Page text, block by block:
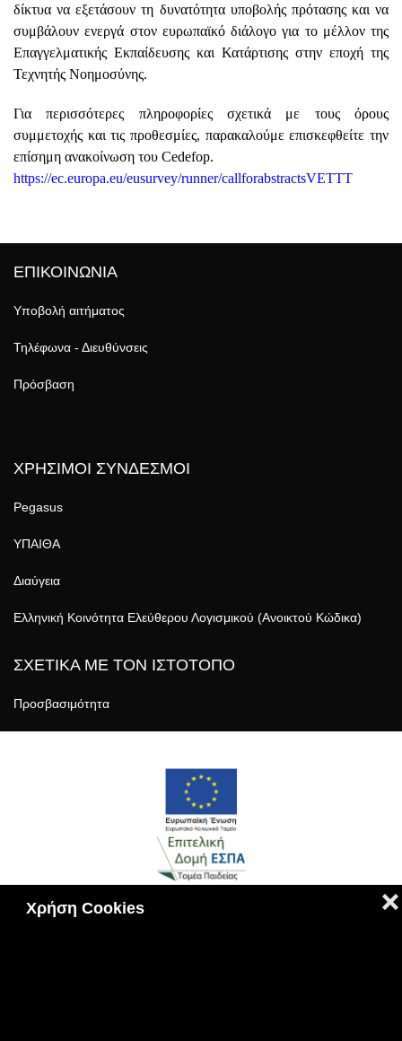
Χρήση Cookies ❌
δίκτυα να εξετάσουν τη δυνατότητα υποβολής πρότασης και να
συμβάλουν ενεργά στον ευρωπαϊκό διάλογο για το μέλλον της
Επαγγελματικής Εκπαίδευσης και Κατάρτισης στην εποχή της
Τεχνητής Νοημοσύνης.
Για περισσότερες πληροφορίες σχετικά με τους όρους
συμμετοχής και τις προθεσμίες, παρακαλούμε επισκεφθείτε την
επίσημη ανακοίνωση του Cedefop.
https://ec.europa.eu/eusurvey/runner/callforabstractsVETTT
ΕΠΙΚΟΙΝΩΝΙΑ
Υποβολή αιτήματος
Τηλέφωνα - Διευθύνσεις
Πρόσβαση
ΧΡΗΣΙΜΟΙ ΣΥΝΔΕΣΜΟΙ
Pegasus
ΥΠΑΙΘΑ
Διαύγεια
Ελληνική Κοινότητα Ελεύθερου Λογισμικού (Ανοικτού Κώδικα)
ΣΧΕΤΙΚΑ ΜΕ ΤΟΝ ΙΣΤΟΤΟΠΟ
Προσβασιμότητα